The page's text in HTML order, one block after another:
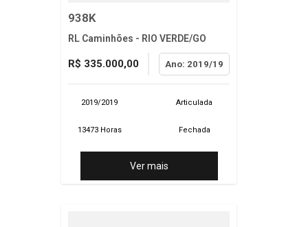
938K
RL Caminhões - RIO VERDE/GO
R$ 335.000,00 Ano: 2019/19
2019/2019 Articulada
13473 Horas Fechada
Ver mais